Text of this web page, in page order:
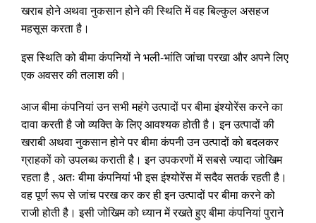
खराब होने अथवा नुकसान होने की स्थिति में वह बिल्कुल असहज
महसूस करता है।
इस स्थिति को बीमा कंपनियों ने भली-भांति जांचा परखा और अपने लिए
एक अवसर की तलाश की।
आज बीमा कंपनियां उन सभी महंगे उत्पादों पर बीमा इंश्योरेंस करने का
दावा करती है जो व्यक्ति के लिए आवश्यक होती है। इन उत्पादों की
खराबी अथवा नुकसान होने पर बीमा कंपनी उन उत्पादों को बदलकर
ग्राहकों को उपलब्ध कराती है। इन उपकरणों में सबसे ज्यादा जोखिम
रहता है , अतः बीमा कंपनियां भी इस इंश्योरेंस में सदैव सतर्क रहती है।
वह पूर्ण रूप से जांच परख कर कर ही इन उत्पादों पर बीमा करने को
राजी होती है। इसी जोखिम को ध्यान में रखते हुए बीमा कंपनियां पुराने